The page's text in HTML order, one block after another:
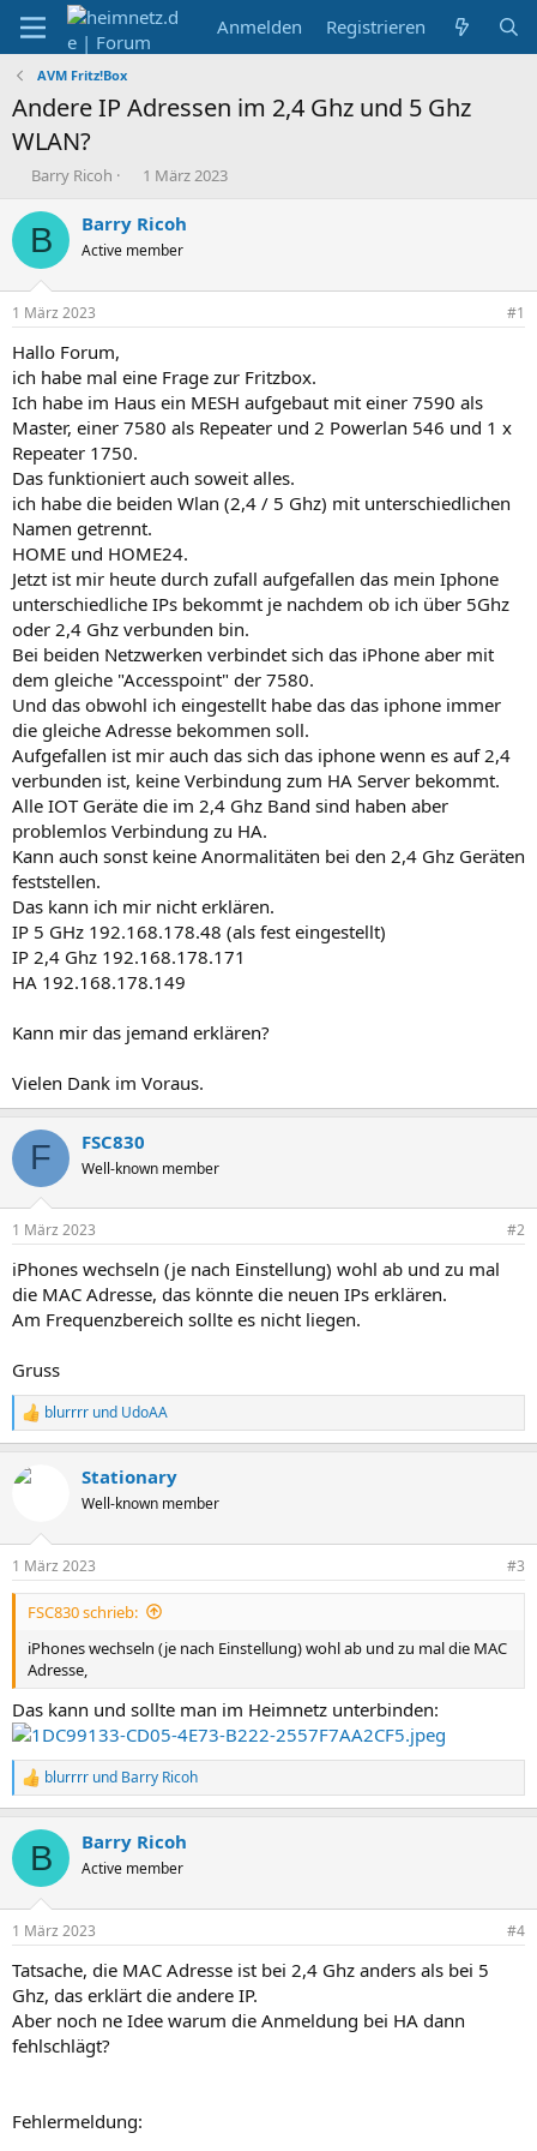
Anmelden Registrieren
AVM Fritz!Box
Andere IP Adressen im 2,4 Ghz und 5 Ghz
WLAN?
E
s
l
e
r
Barry Ricoh
E
s
e
t
1 März 2023
B Barry Ricoh
Active member
1 März 2023 #1
Hallo Forum,
ich habe mal eine Frage zur Fritzbox.
Ich habe im Haus ein MESH aufgebaut mit einer 7590 als
Master, einer 7580 als Repeater und 2 Powerlan 546 und 1 x
Repeater 1750.
Das funktioniert auch soweit alles.
ich habe die beiden Wlan (2,4 / 5 Ghz) mit unterschiedlichen
Namen getrennt.
HOME und HOME24.
Jetzt ist mir heute durch zufall aufgefallen das mein Iphone
unterschiedliche IPs bekommt je nachdem ob ich über 5Ghz
oder 2,4 Ghz verbunden bin.
Bei beiden Netzwerken verbindet sich das iPhone aber mit
dem gleiche "Accesspoint" der 7580.
Und das obwohl ich eingestellt habe das das iphone immer
die gleiche Adresse bekommen soll.
Aufgefallen ist mir auch das sich das iphone wenn es auf 2,4
verbunden ist, keine Verbindung zum HA Server bekommt.
Alle IOT Geräte die im 2,4 Ghz Band sind haben aber
problemlos Verbindung zu HA.
Kann auch sonst keine Anormalitäten bei den 2,4 Ghz Geräten
feststellen.
Das kann ich mir nicht erklären.
IP 5 GHz 192.168.178.48 (als fest eingestellt)
IP 2,4 Ghz 192.168.178.171
HA 192.168.178.149
Kann mir das jemand erklären?
Vielen Dank im Voraus.
F FSC830
Well-known member
1 März 2023 #2
iPhones wechseln (je nach Einstellung) wohl ab und zu mal
die MAC Adresse, das könnte die neuen IPs erklären.
Am Frequenzbereich sollte es nicht liegen.
Gruss
R
e
k
e
n
blurrrr und UdoAA
Stationary
Well-known member
1 März 2023 #3
FSC830 schrieb:
iPhones wechseln (je nach Einstellung) wohl ab und zu mal die MAC
Adresse,
Das kann und sollte man im Heimnetz unterbinden:
R
e
k
i
e
:
blurrrr und Barry Ricoh
B Barry Ricoh
Active member
1 März 2023 #4
Tatsache, die MAC Adresse ist bei 2,4 Ghz anders als bei 5
Ghz, das erklärt die andere IP.
Aber noch ne Idee warum die Anmeldung bei HA dann
fehlschlägt?
Fehlermeldung: